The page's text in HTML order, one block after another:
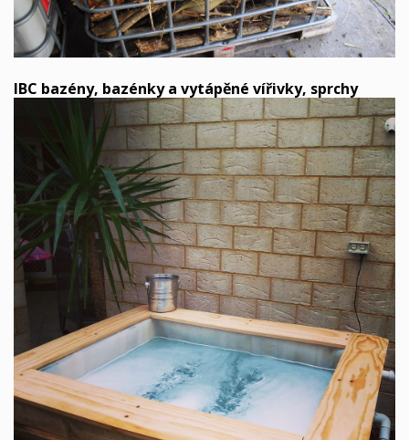
IBC bazény, bazénky a vytápěné vířivky, sprchy